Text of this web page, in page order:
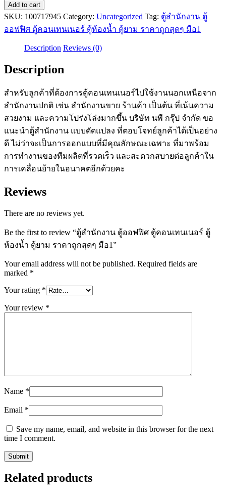
สำนักงาน
ตู้
ออฟฟิศ
ตู้
ตู้
ยาม
ราคา
ถูก
สุดๆ
มือ1
quantity
Add to cart
SKU: 100717945 Category: Uncategorized Tag: ตู้สำนักงาน ตู้
ออฟฟิศ ตู้คอนเทนเนอร์ ตู้ห้องน้ำ ตู้ยาม ราคาถูกสุดๆ มือ1
Description Reviews (0)
Description
สำหรับลูกค้าที่ต้องการตู้คอนเทนเนอร์ไปใช้งานนอกเหนือจาก
สำนักงานปกติ เช่น สำนักงานขาย ร้านค้า เป็นต้น ที่เน้นความ
สวยงาม และความโปร่งโล่งมากขึ้น บริษัท นพี กรุ๊ป จำกัด ขอ
แนะนำตู้สำนักงาน แบบดัดแปลง ที่ตอบโจทย์ลูกค้าได้เป็นอย่าง
ดี ไม่ว่าจะเป็นการออกแบบที่มีคุณลักษณะเฉพาะ ที่มาพร้อม
การทำงานของทีมผลิตที่รวดเร็ว และสะดวกสบายต่อลูกค้าใน
การเคลื่อนย้ายในอนาคตอีกด้วยคะ
Reviews
There are no reviews yet.
Be the first to review “ตู้สำนักงาน ตู้ออฟฟิศ ตู้คอนเทนเนอร์ ตู้
ห้องน้ำ ตู้ยาม ราคาถูกสุดๆ มือ1”
Your email address will not be published. Required fields are
marked *
Your rating *
Your review *
Name *
Email *
Save my name, email, and website in this browser for the next
time I comment.
Related products